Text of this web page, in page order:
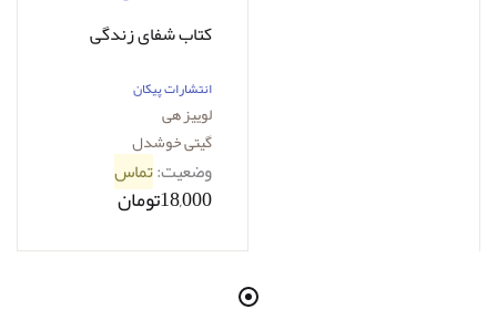
کتاب شفای زندگی
انتشارات پیکان
لوییز هی
گیتی خوشدل
وضعیت:تماس
18,000تومان